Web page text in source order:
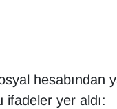
hesabından
ifadeler yer aldı: